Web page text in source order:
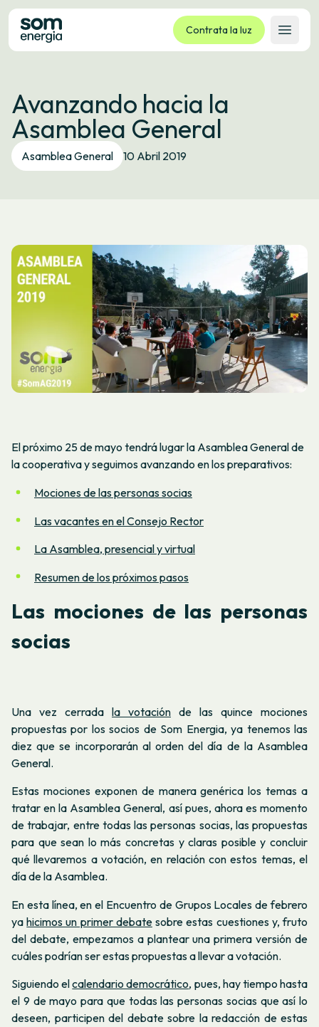
Contrata la luz
Abrir
Tarifas
Servicios
Empresas
La cooperativa
Idioma: ES CA GL EU
Avanzando hacia la
Asamblea General
Asamblea General 10 Abril 2019
El próximo 25 de mayo tendrá lugar la Asamblea General de
la cooperativa y seguimos avanzando en los preparativos:
Mociones de las personas socias
Las vacantes en el Consejo Rector
La Asamblea, presencial y virtual
Resumen de los próximos pasos
Las mociones de las personas
socias
Una vez cerrada la votación de las quince mociones
propuestas por los socios de Som Energia, ya tenemos las
diez que se incorporarán al orden del día de la Asamblea
General.
Estas mociones exponen de manera genérica los temas a
tratar en la Asamblea General, así pues, ahora es momento
de trabajar, entre todas las personas socias, las propuestas
para que sean lo más concretas y claras posible y concluir
qué llevaremos a votación, en relación con estos temas, el
día de la Asamblea.
En esta línea, en el Encuentro de Grupos Locales de febrero
yahicimos un primer debatesobre estas cuestiones y, fruto
del debate, empezamos a plantear una primera versión de
cuáles podrían ser estas propuestas a llevar a votación.
Siguiendo elcalendario democrático, pues, hay tiempo hasta
el 9 de mayo para que todas las personas socias que así lo
deseen, participen del debate sobre la redacción de estas